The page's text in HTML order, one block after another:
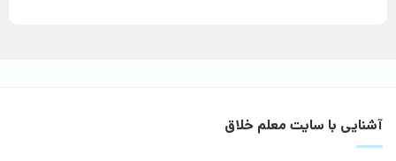
آشنایی با سایت معلم خلاق